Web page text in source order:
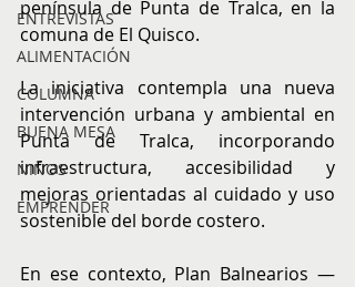
ENTREVISTAS
ALIMENTACIÓN
COLUMNA
BUENA MESA
NIÑOS
EMPRENDER
península de Punta de Tralca, en la
comuna de El Quisco.
La iniciativa contempla una nueva
intervención urbana y ambiental en
Punta de Tralca, incorporando
infraestructura, accesibilidad y
mejoras orientadas al cuidado y uso
sostenible del borde costero.
En ese contexto, Plan Balnearios —